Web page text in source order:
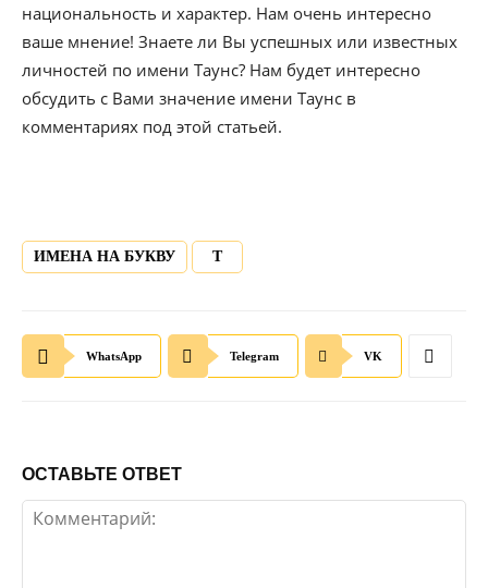
национальность и характер. Нам очень интересно
ваше мнение! Знаете ли Вы успешных или известных
личностей по имени Таунс? Нам будет интересно
обсудить с Вами значение имени Таунс в
комментариях под этой статьей.
ИМЕНА НА БУКВУ Т
WhatsApp Telegram VK
ОСТАВЬТЕ ОТВЕТ